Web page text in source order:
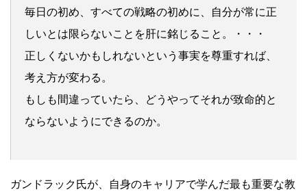
毎日の初め、すべての戦略の初めに、自分が常に正
しいとは限らないことを肝に銘じること。・・・
正しくないかもしれないという事実を尊重すれば、
考え方が変わる。
もしも間違っていたら、どうやってそれが致命的と
ならないようにできるのか。
ガンドラック氏が、自身のキャリアで学んだ最も重要な教